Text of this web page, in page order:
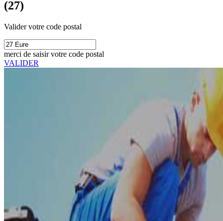
(27)
Valider votre code postal
merci de saisir votre code postal
VALIDER